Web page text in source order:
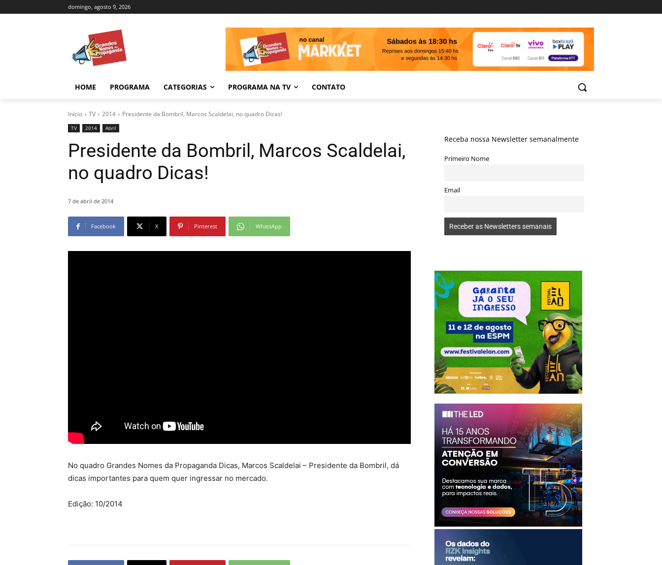
domingo, agosto 9, 2026
HOME PROGRAMA CATEGORIAS PROGRAMA NA TV CONTATO
Início TV 2014 Presidente da Bombril, Marcos Scaldelai, no quadro Dicas!
TV 2014 Abril
Presidente da Bombril, Marcos Scaldelai,
no quadro Dicas!
7 de abril de 2014
Facebook X Pinterest WhatsApp
No quadro Grandes Nomes da Propaganda Dicas, Marcos Scaldelai – Presidente da Bombril, dá
dicas importantes para quem quer ingressar no mercado.
Edição: 10/2014
Receba nossa Newsletter semanalmente
Primeiro Nome
Email